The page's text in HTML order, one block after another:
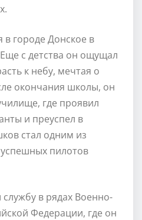
городе Донское в
с детства он ощущал
к небу, мечтая о
окончания школы, он
где проявил
и преуспел в
стал одним из
пилотов
в рядах Военно-
Федерации, где он